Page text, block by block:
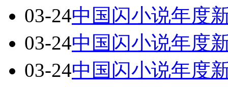
03-24中国闪小说年度
03-24中国闪小说年度
03-24中国闪小说年度